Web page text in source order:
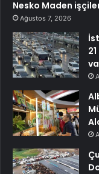
Nesko Maden
Ağustos 7, 2026